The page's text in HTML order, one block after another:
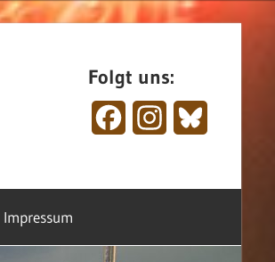
Folgt uns:
FacebookInstagram
Impressum